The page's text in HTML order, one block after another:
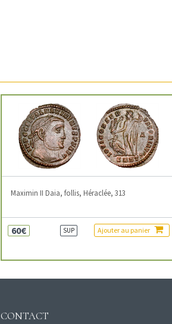
Maximin II Daia, follis, Héraclée, 313
60€ SUP Ajouter au panier
CONTACT